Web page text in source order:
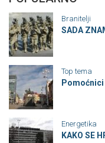
Branitelji
SADA
Top tema
Energetika
KAKO SE